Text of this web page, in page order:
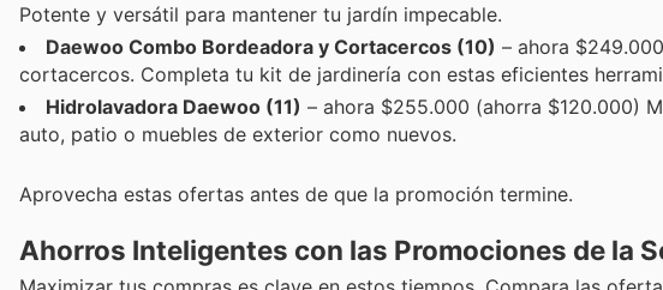
Potente y versátil para mantener tu jardín impecable.
Daewoo Combo Bordeadora y Cortacercos (10) – ahora
cortacercos. Completa tu kit de jardinería con estas eficientes
Hidrolavadora Daewoo (11) – ahora $255.000 (ahorra $120.000)
auto, patio o muebles de exterior como nuevos.
Aprovecha estas ofertas antes de que la promoción termine.
Ahorros Inteligentes con las Promociones de la